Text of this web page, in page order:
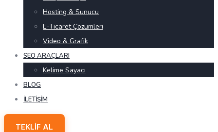
Hosting & Sunucu
E-Ticaret Çözümleri
Video & Grafik
SEO ARAÇLARI
Kelime Sayacı
BLOG
İLETIŞIM
TEKLIF AL